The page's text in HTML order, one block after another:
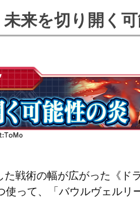
未来を切り開く
た戦術の幅が広がった《ド
使って、「バウルヴェル